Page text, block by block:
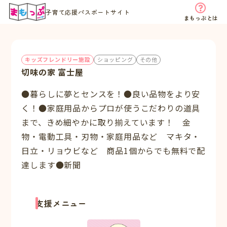
子育て応援パスポートサイト
まもっぷとは
キッズフレンドリー施設 ショッピング その他
切味の家 富士屋
●暮らしに夢とセンスを！●良い品物をより安
く！●家庭用品からプロが使うこだわりの道具
まで、きめ細やかに取り揃えています！ 金
物・電動工具・刃物・家庭用品など マキタ・
日立・リョウビなど 商品1個からでも無料で配
達します●新聞
支援メニュー